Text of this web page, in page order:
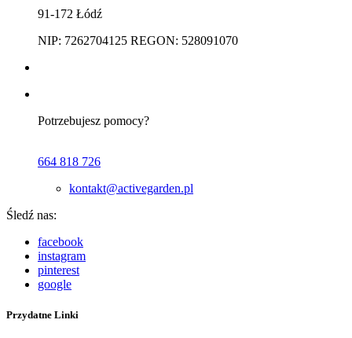
91-172 Łódź
NIP: 7262704125 REGON: 528091070
Potrzebujesz pomocy?
664 818 726
kontakt@activegarden.pl
Śledź nas:
facebook
instagram
pinterest
google
Przydatne Linki